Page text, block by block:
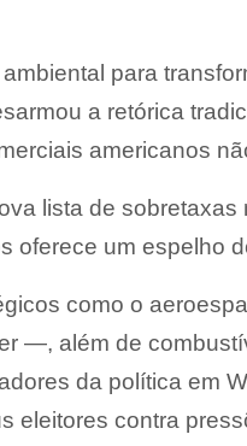
para
a retórica
americanos
lista de
oferece um espelho
como o
—, além de
da política em
eleitores contra